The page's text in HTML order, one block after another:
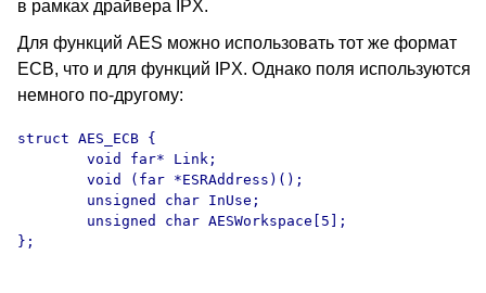
в рамках драйвера IPX.
Для функций AES можно использовать тот же формат
ECB, что и для функций IPX. Однако поля используются
немного по-другому:
struct AES_ECB {
        void far* Link;
        void (far *ESRAddress)();
        unsigned char InUse;
        unsigned char AESWorkspace[5];
};